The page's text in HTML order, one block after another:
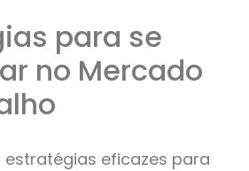
para se
no Mercado
estratégias eficazes para